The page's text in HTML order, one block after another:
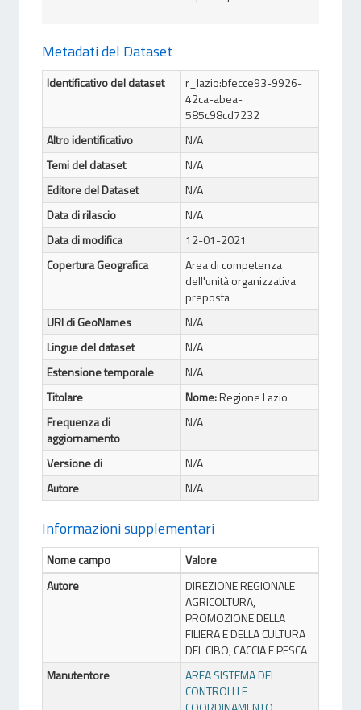
Metadati del Dataset
Identificativo del dataset
r_lazio:bfecce93-9926-
42ca-abea-
585c98cd7232
Altro identificativo
N/A
Temi del dataset
N/A
Editore del Dataset
N/A
Data di rilascio
N/A
Data di modifica
12-01-2021
Copertura Geografica
Area di competenza
dell'unità organizzativa
preposta
URI di GeoNames
N/A
Lingue del dataset
N/A
Estensione temporale
N/A
Titolare
Nome:Regione Lazio
Frequenza di
aggiornamento
N/A
Versione di
N/A
Autore
N/A
Informazioni supplementari
Nome campo
Valore
Autore
DIREZIONE REGIONALE
AGRICOLTURA,
PROMOZIONE DELLA
FILIERA E DELLA CULTURA
DEL CIBO, CACCIA E PESCA
Manutentore
AREA SISTEMA DEI
CONTROLLI E